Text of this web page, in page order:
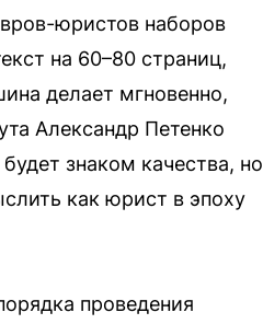
юристов наборов
на 60–80 страниц,
делает мгновенно,
Александр Петенко
знаком качества, но
как юрист в эпоху
проведения